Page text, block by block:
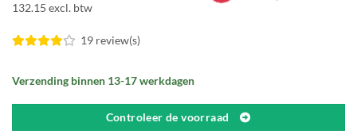
132.15 excl. btw
19 review(s)
Verzending binnen 13-17 werkdagen
Controleer de voorraad